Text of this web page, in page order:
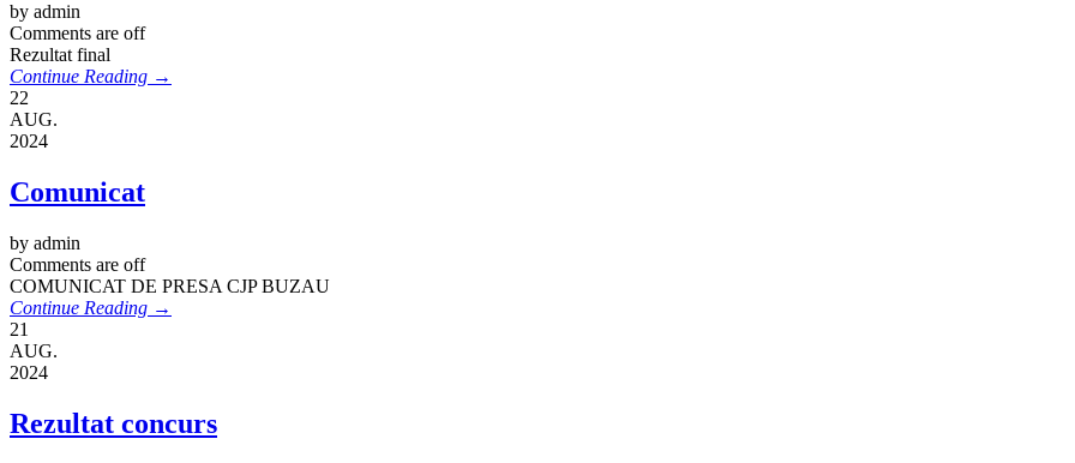
by admin
Comments are off
Rezultat final
Continue Reading →
22
AUG.
2024
Comunicat
by admin
Comments are off
COMUNICAT DE PRESA CJP BUZAU
Continue Reading →
21
AUG.
2024
Rezultat concurs